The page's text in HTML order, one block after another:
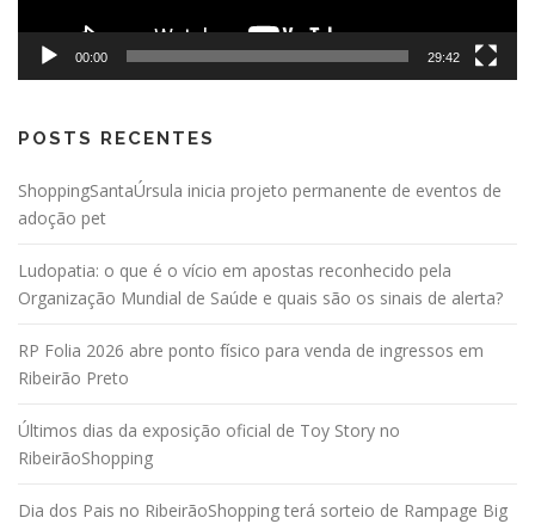
s
00:00 29:42
POSTS RECENTES
ShoppingSantaÚrsula inicia projeto permanente de eventos de
adoção pet
Ludopatia: o que é o vício em apostas reconhecido pela
Organização Mundial de Saúde e quais são os sinais de alerta?
RP Folia 2026 abre ponto físico para venda de ingressos em
Ribeirão Preto
Últimos dias da exposição oficial de Toy Story no
RibeirãoShopping
Dia dos Pais no RibeirãoShopping terá sorteio de Rampage Big